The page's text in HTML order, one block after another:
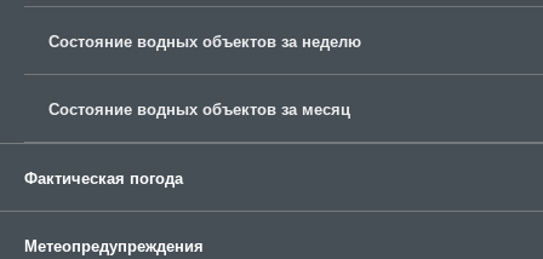
Состояние водных объектов за неделю
Состояние водных объектов за месяц
Фактическая погода
Метеопредупреждения